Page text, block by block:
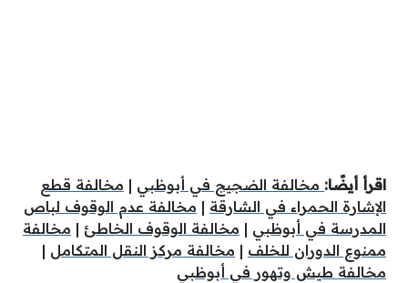
اقرأ أيضًا: مخالفة الضجيج في أبوظبي | مخالفة قطع
الإشارة الحمراء في الشارقة | مخالفة عدم الوقوف لباص
المدرسة في أبوظبي | مخالفة الوقوف الخاطئ | مخالفة
ممنوع الدوران للخلف | مخالفة مركز النقل المتكامل |
مخالفة طيش وتهور في أبوظبي